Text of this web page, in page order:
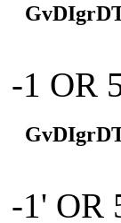
-1 OR
-1' OR